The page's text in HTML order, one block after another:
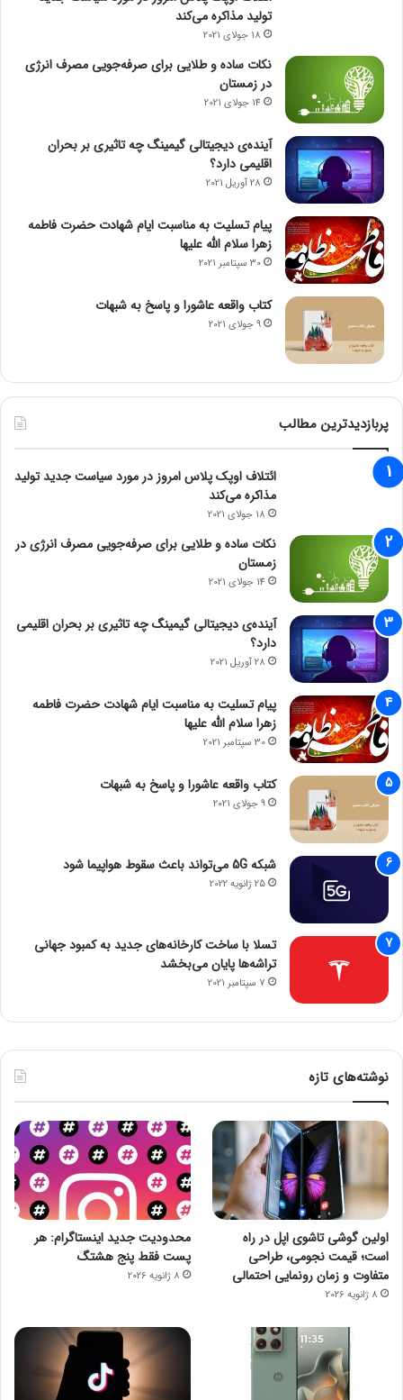
تولید مذاکره می‌کند
18 جولای 2021
نکات ساده و طلایی برای صرفه‌جویی مصرف انرژی
در زمستان
14 جولای 2021
آینده‌ی دیجیتالی گیمینگ چه تاثیری بر بحران
اقلیمی دارد؟
28 آوریل 2021
پیام تسلیت به مناسبت ایام شهادت حضرت فاطمه
زهرا سلام الله علیها
30 سپتامبر 2021
کتاب واقعه عاشورا و پاسخ به شبهات
9 جولای 2021
پربازدیدترین مطالب
ائتلاف اوپک پلاس امروز در مورد سیاست جدید تولید
مذاکره می‌کند
18 جولای 2021
نکات ساده و طلایی برای صرفه‌جویی مصرف انرژی در
زمستان
14 جولای 2021
آینده‌ی دیجیتالی گیمینگ چه تاثیری بر بحران اقلیمی
دارد؟
28 آوریل 2021
پیام تسلیت به مناسبت ایام شهادت حضرت فاطمه
زهرا سلام الله علیها
30 سپتامبر 2021
کتاب واقعه عاشورا و پاسخ به شبهات
9 جولای 2021
شبکه 5G می‌تواند باعث سقوط هواپیما شود
25 ژانویه 2022
تسلا با ساخت کارخانه‌های جدید به کمبود جهانی
تراشه‌ها پایان می‌بخشد
7 سپتامبر 2021
نوشته‌های تازه
اولین گوشی تاشوی اپل در راه
است؛ قیمت نجومی، طراحی
متفاوت و زمان رونمایی احتمالی
8 ژانویه 2026
محدودیت جدید اینستاگرام: هر
پست فقط پنج هشتگ
8 ژانویه 2026